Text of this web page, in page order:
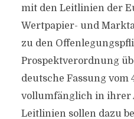
mit den Leitlinien der
Wertpapier- und
zu den
Prospektverordnung
deutsche Fassung vom
vollumfänglich in ihrer
Leitlinien sollen dazu